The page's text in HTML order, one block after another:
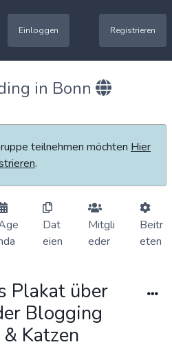
Einloggen Registrieren
in Bonn
teilnehmen möchten Hier
.
Dat
eien
Mitgli
eder
Beitr
eten
Plakat über
Blogging
Katzen